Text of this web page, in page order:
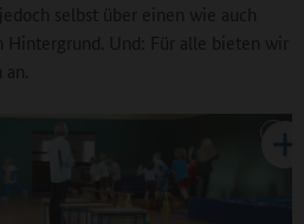
selbst über einen wie auch
Und: Für alle bieten wir